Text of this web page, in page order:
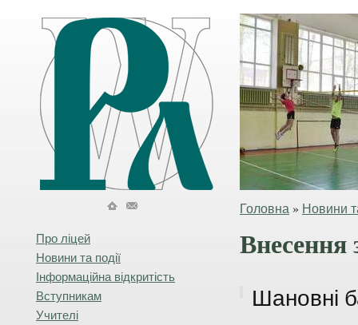
Головна » Новини
Про ліцей
Новини та події
Інформаційна відкритість
Вступникам
Учителі
Внесення
Шановні